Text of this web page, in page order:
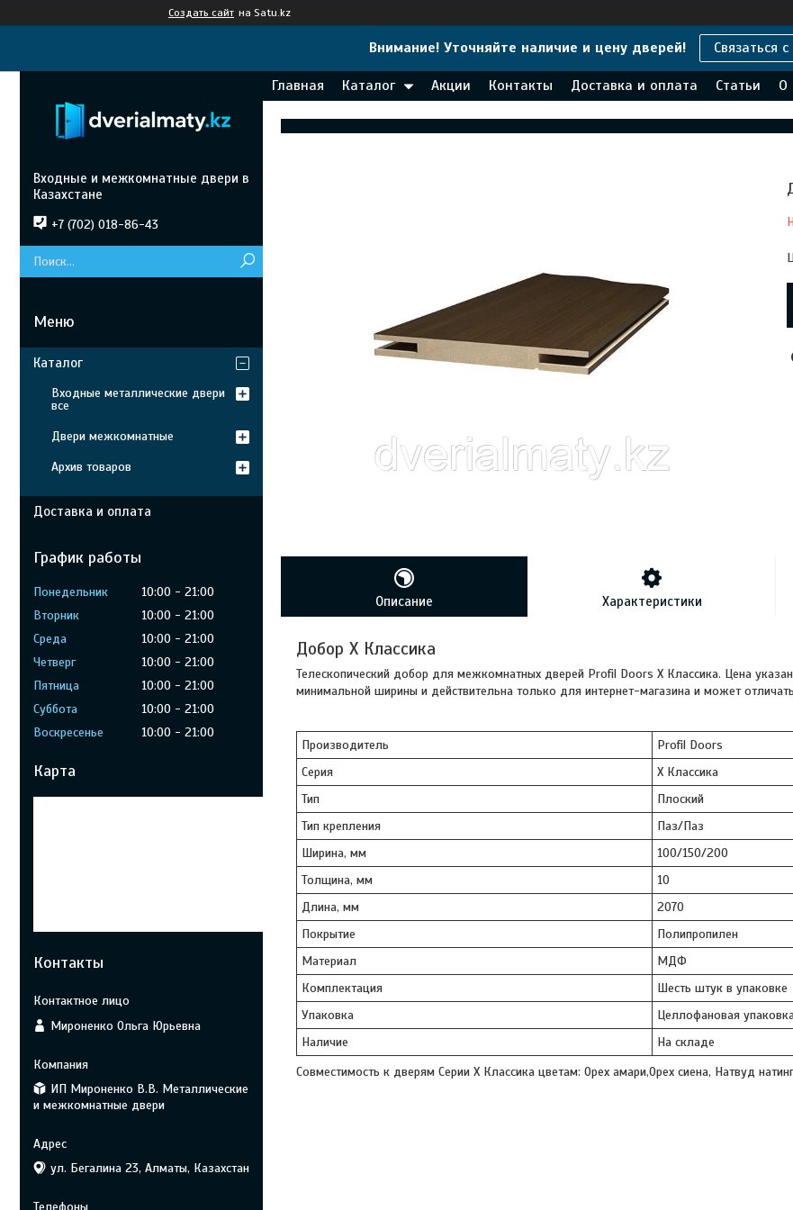
Создать сайт на Satu.kz
Внимание! Уточняйте наличие и цену дверей! Связаться
Главная Каталог Акции Контакты Доставка и оплата Статьи О
Описание Характеристики
Добор Х Классика
Телескопический добор для межкомнатных дверей Profil Doors Х Классика. Цена
минимальной ширины и действительна только для интернет-магазина и может
Производитель
Profil Doors
Серия
Х Классика
Тип
Плоский
Тип крепления
Паз/Паз
Ширина, мм
100/150/200
Толщина, мм
10
Длина, мм
2070
Покрытие
Полипропилен
Материал
МДФ
Комплектация
Шесть штук в упаковке
Упаковка
Целлофановая упаковка
Наличие
На складе
Совместимость к дверям Серии Х Классика цветам: Орех амари,Орех сиена, Натвуд
Входные и межкомнатные двери в
Казахстане
+7 (702) 018-86-43
Каталог
Входные металлические двери
все
Двери межкомнатные
Архив товаров
Доставка и оплата
График работы
Понедельник 10:00
21:00
Вторник
10:00
21:00
Среда
10:00
21:00
Четверг
10:00
21:00
Пятница
10:00
21:00
Суббота
10:00
21:00
Воскресенье
10:00 21:00
Карта
Контакты
Мироненко Ольга Юрьевна
ИП Мироненко В.В. Металлические
и межкомнатные двери
ул. Бегалина 23, Алматы, Казахстан